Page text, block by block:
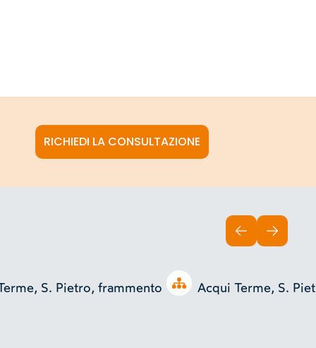
RICHIEDI LA CONSULTAZIONE
Open tree
S. Pietro, frammento Acqui Terme, S.
INDIETROAVANTI